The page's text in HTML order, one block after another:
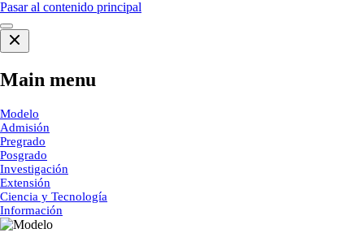
Pasar al contenido principal
Main menu
Modelo
Admisión
Pregrado
Posgrado
Investigación
Extensión
Ciencia y Tecnología
Información